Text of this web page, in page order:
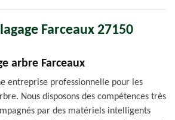
Farceaux 27150
arbre Farceaux
entreprise professionnelle pour les
Nous disposons des compétences très
par des matériels intelligents